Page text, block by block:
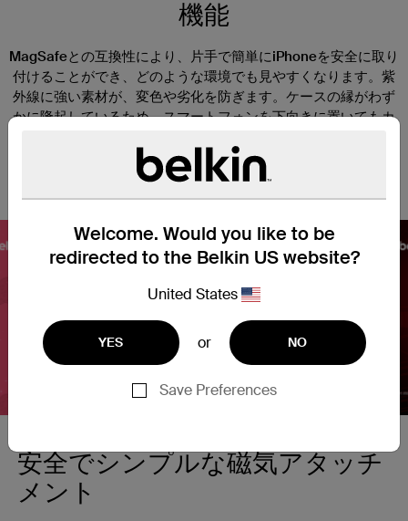
Welcome. Would you like to be
redirected to the Belkin US website?
United States
YES or NO
Save Preferences
機能
MagSafeとの互換性により、片手で簡単にiPhoneを安全に取り
付けることができ、どのような環境でも見やすくなります。紫
外線に強い素材が、変色や劣化を防ぎます。ケースの縁がわず
かに隆起しているため、スマートフォンを下向きに置いてもカ
デザインで、スマートフォンの機能やタッチの感度を妨げませ
ん。
Next
安全でシンプルな磁気アタッチ
メント